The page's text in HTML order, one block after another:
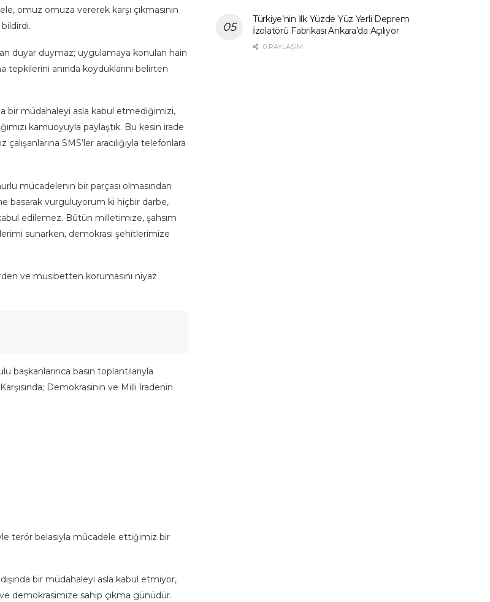
omuz omuza vererek karşı çıkmasının
duyar duymaz; uygulamaya konulan hain
anında koyduklarını belirten
bir müdahaleyi asla kabul etmediğimizi,
kamuoyuyla paylaştık. Bu kesin irade
SMS’ler aracılığıyla telefonlara
mücadelenin bir parçası olmasından
basarak vurguluyorum ki hiçbir darbe,
edilemez. Bütün milletimize, şahsım
sunarken, demokrasi şehitlerimize
ve musibetten korumasını niyaz
başkanlarınca basın toplantılarıyla
Demokrasinin ve Milli İradenin
terör belasıyla mücadele ettiğimiz bir
bir müdahaleyi asla kabul etmiyor,
demokrasimize sahip çıkma günüdür.
Türkiye’nin İlk Yüzde Yüz Yerli Deprem
İzolatörü Fabrikası Ankara’da Açılıyor
0 PAYLAŞIM